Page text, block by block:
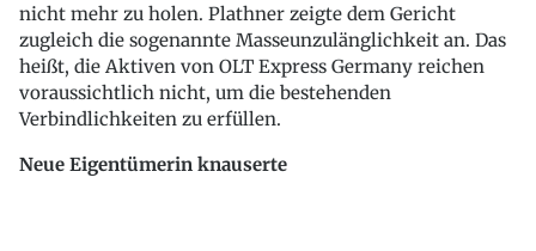
nicht mehr zu holen. Plathner zeigte dem Gericht
zugleich die sogenannte Masseunzulänglichkeit an. Das
heißt, die Aktiven von OLT Express Germany reichen
voraussichtlich nicht, um die bestehenden
Verbindlichkeiten zu erfüllen.
Neue Eigentümerin knauserte